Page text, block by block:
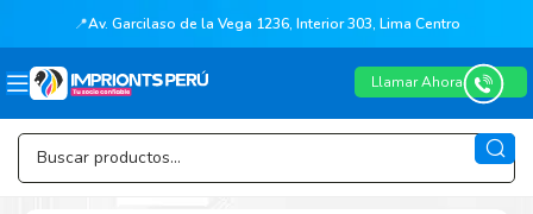
📍Av. Garcilaso de la Vega 1236, Interior 303, Lima Centro
Llamar Ahora